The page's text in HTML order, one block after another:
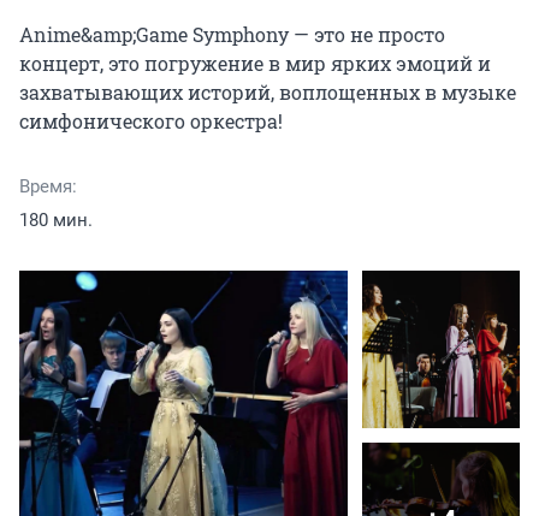
Anime&amp;Game Symphony — это не просто
концерт, это погружение в мир ярких эмоций и
захватывающих историй, воплощенных в музыке
симфонического оркестра!
Время:
180 мин.